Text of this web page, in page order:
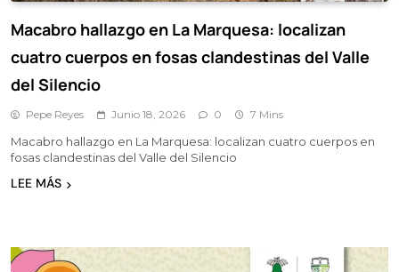
Macabro hallazgo en La Marquesa: localizan
cuatro cuerpos en fosas clandestinas del Valle
del Silencio
Pepe Reyes Junio 18, 2026 0 7 Mins
Macabro hallazgo en La Marquesa: localizan cuatro cuerpos en
fosas clandestinas del Valle del Silencio
LEE MÁS